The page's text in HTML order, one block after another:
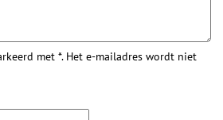
met *. Het e-mailadres wordt niet